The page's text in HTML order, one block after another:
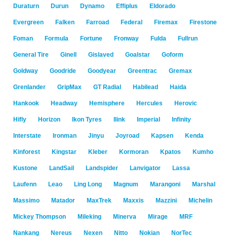
Duraturn Durun Dynamo Effiplus Eldorado
Evergreen Falken Farroad Federal Firemax Firestone
Foman Formula Fortune Fronway Fulda Fullrun
General Tire Ginell Gislaved Goalstar Goform
Goldway Goodride Goodyear Greentrac Gremax
Grenlander GripMax GT Radial Habilead Haida
Hankook Headway Hemisphere Hercules Herovic
Hifly Horizon Ikon Tyres Ilink Imperial Infinity
Interstate Ironman Jinyu Joyroad Kapsen Kenda
Kinforest Kingstar Kleber Kormoran Kpatos Kumho
Kustone LandSail Landspider Lanvigator Lassa
Laufenn Leao Ling Long Magnum Marangoni Marshal
Massimo Matador MaxTrek Maxxis Mazzini Michelin
Mickey Thompson Mileking Minerva Mirage MRF
Nankang Nereus Nexen Nitto Nokian NorTec